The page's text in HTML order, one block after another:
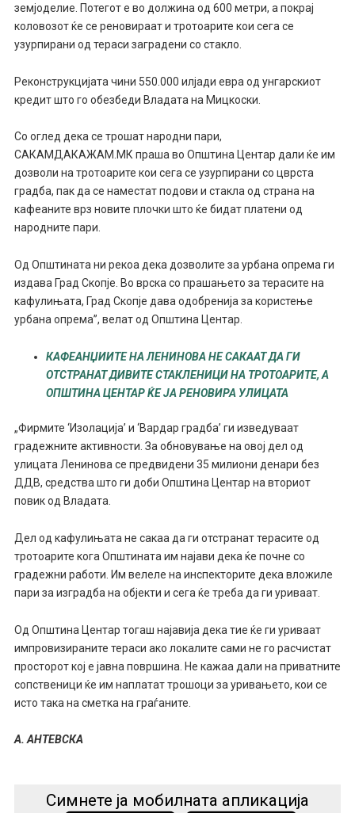
земјоделие. Потегот е во должина од 600 метри, а покрај
коловозот ќе се реновираат и тротоарите кои сега се
узурпирани од тераси заградени со стакло.
Реконструкцијата чини 550.000 илјади евра од унгарскиот
кредит што го обезбеди Владата на Мицкоски.
Со оглед дека се трошат народни пари,
САКАМДАКАЖАМ.МК праша во Општина Центар дали ќе им
дозволи на тротоарите кои сега се узурпирани со цврста
градба, пак да се наместат подови и стакла од страна на
кафеаните врз новите плочки што ќе бидат платени од
народните пари.
Од Општината ни рекоа дека дозволите за урбана опрема ги
издава Град Скопје. Во врска со прашањето за терасите на
кафулињата, Град Скопје дава одобренија за користење
урбана опрема”, велат од Општина Центар.
КАФЕАНЏИИТЕ НА ЛЕНИНОВА НЕ САКААТ ДА ГИ
ОТСТРАНАТ ДИВИТЕ СТАКЛЕНИЦИ НА ТРОТОАРИТЕ, А
ОПШТИНА ЦЕНТАР ЌЕ ЈА РЕНОВИРА УЛИЦАТА
„Фирмите ‘Изолација’ и ‘Вардар градба’ ги изведуваат
градежните активности. За обновување на овој дел од
улицата Ленинова се предвидени 35 милиони денари без
ДДВ, средства што ги доби Општина Центар на вториот
повик од Владата.
Дел од кафулињата не сакаа да ги отстранат терасите од
тротоарите кога Општината им најави дека ќе почне со
градежни работи. Им велеле на инспекторите дека вложиле
пари за изградба на објекти и сега ќе треба да ги уриваат.
Од Општина Центар тогаш најавија дека тие ќе ги уриваат
импровизираните тераси ако локалите сами не го расчистат
просторот кој е јавна површина. Не кажаа дали на приватните
сопственици ќе им наплатат трошоци за уривањето, кои се
исто така на сметка на граѓаните.
А. АНТЕВСКА
Симнете ја мобилната апликација